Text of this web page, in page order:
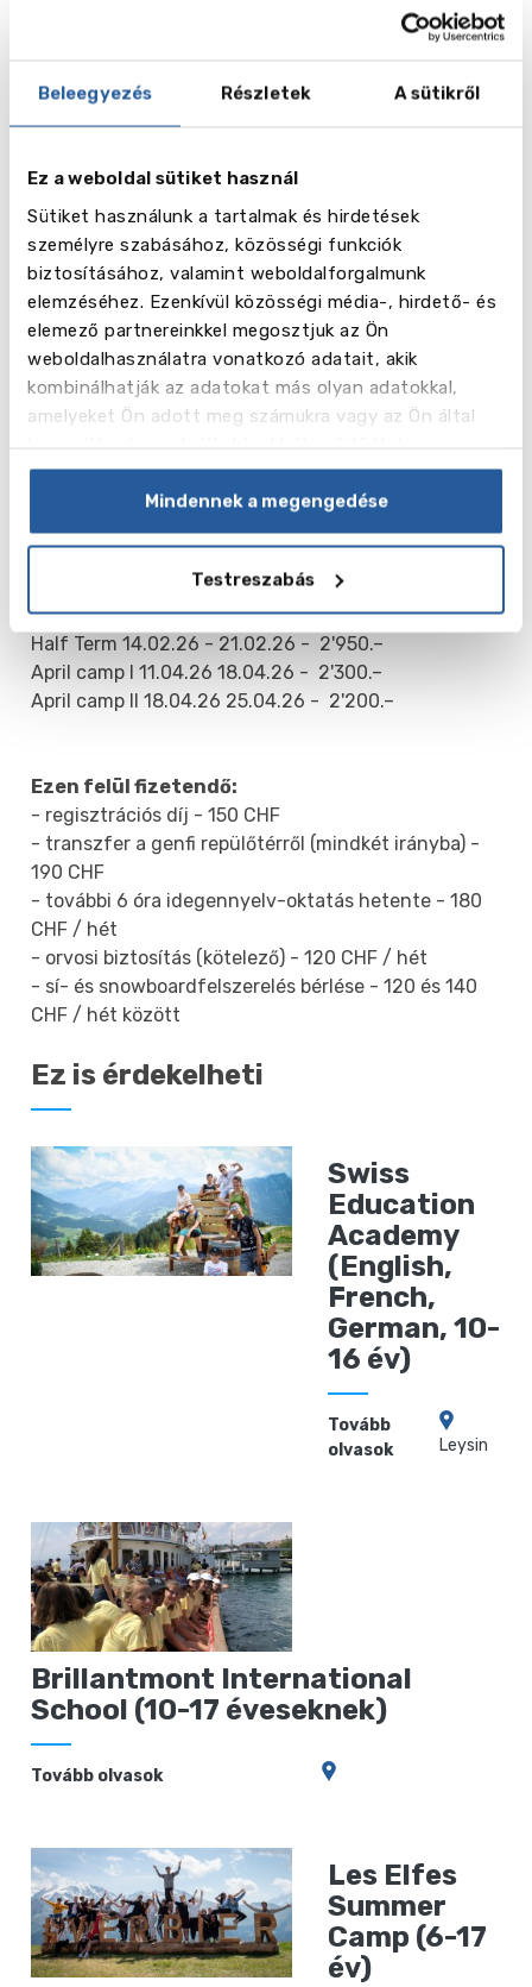
Beleegyezés Részletek A sütikről
Ez a weboldal sütiket használ
Sütiket használunk a tartalmak és hirdetések
személyre szabásához, közösségi funkciók
biztosításához, valamint weboldalforgalmunk
elemzéséhez. Ezenkívül közösségi média-, hirdető- és
elemező partnereinkkel megosztjuk az Ön
weboldalhasználatra vonatkozó adatait, akik
kombinálhatják az adatokat más olyan adatokkal,
amelyeket Ön adott meg számukra vagy az Ön által
Mindennek a megengedése
Testreszabás
29
Videó
Dates 2025 - 2026
Christmas 20.12.25 - 27.12.25 - 2'950.–
New Years 27.12.25 - 03.01.26 2'950.–
Half Term 14.02.26 - 21.02.26 - 2'950.–
April camp I 11.04.26 18.04.26 - 2'300.–
April camp II 18.04.26 25.04.26 - 2'200.–
Ezen felül fizetendő:
- regisztrációs díj - 150 CHF
- transzfer a genfi repülőtérről (mindkét irányba) -
190 CHF
- további 6 óra idegennyelv-oktatás hetente - 180
CHF / hét
- orvosi biztosítás (kötelező) - 120 CHF / hét
- sí- és snowboardfelszerelés bérlése - 120 és 140
CHF / hét között
Ez is érdekelheti
Swiss
Education
Academy
(English,
French,
German, 10-
16 év)
Tovább
olvasok
Leysin
Brillantmont International
School (10-17 éveseknek)
Tovább olvasok
Les Elfes
Summer
Camp (6-17
év)